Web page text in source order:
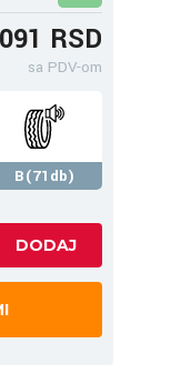
RSD
sa PDV-om
B(71db)